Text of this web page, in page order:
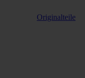
Originalteile